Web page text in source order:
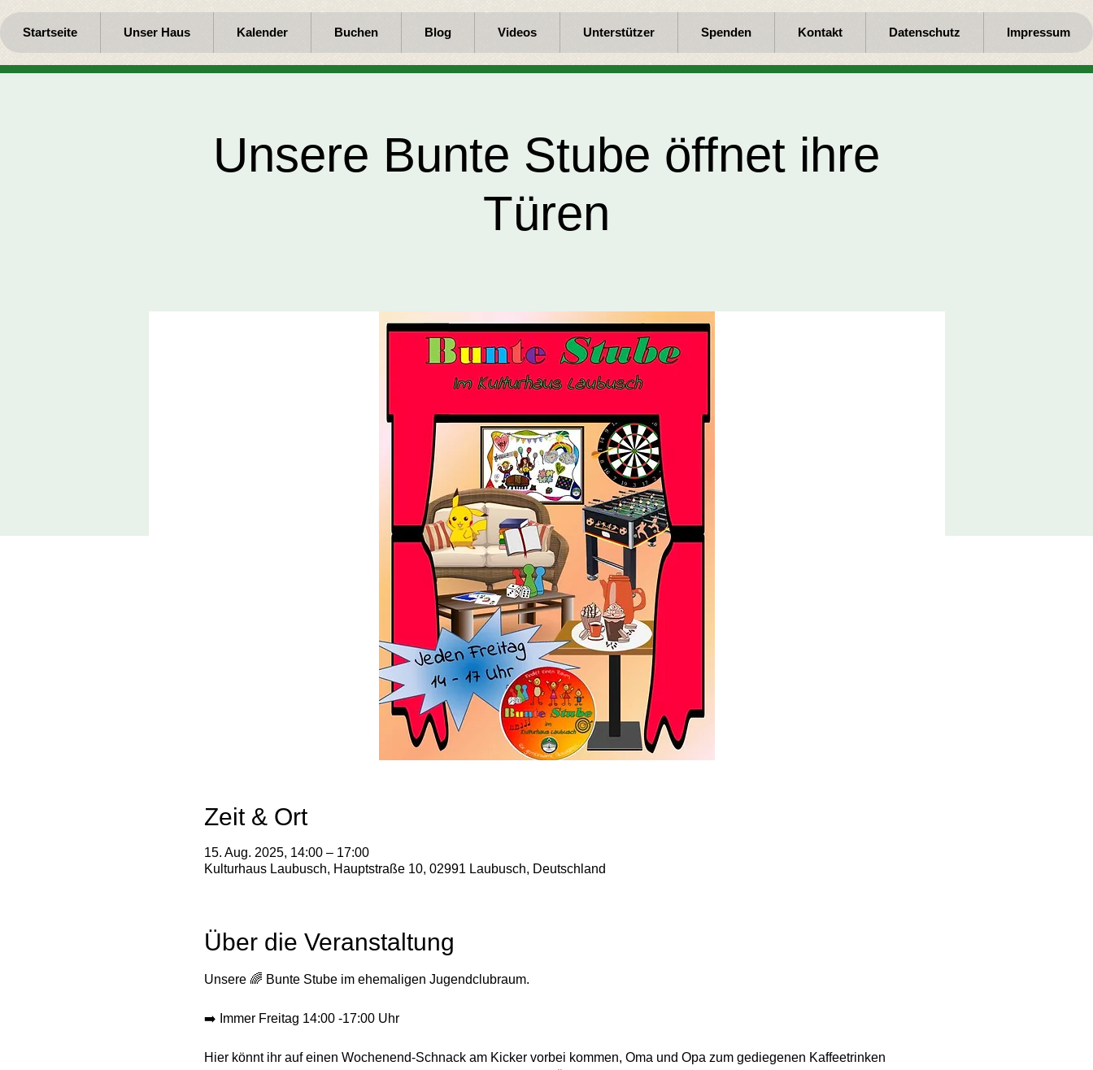
Startseite Unser Haus Kalender Buchen Blog Videos Unterstützer Spenden Kontakt Datenschutz Impressum
Unsere Bunte Stube öffnet ihre
Türen
Zeit & Ort
15. Aug. 2025, 14:00 – 17:00
Kulturhaus Laubusch, Hauptstraße 10, 02991 Laubusch, Deutschland
Über die Veranstaltung
Unsere 🌈 Bunte Stube im ehemaligen Jugendclubraum.
➡️ Immer Freitag 14:00 -17:00 Uhr
Hier könnt ihr auf einen Wochenend-Schnack am Kicker vorbei kommen, Oma und Opa zum gediegenen Kaffeetrinken